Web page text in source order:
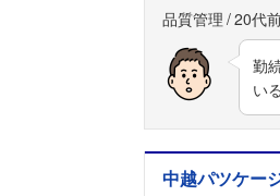
品質管理 20代
勤
い
中越パツケー